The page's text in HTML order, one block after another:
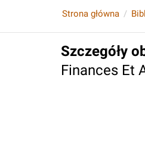
Strona główna
Szczegóły
Finances Et